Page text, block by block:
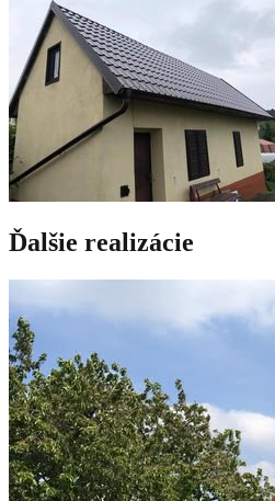
Ďalšie realizácie